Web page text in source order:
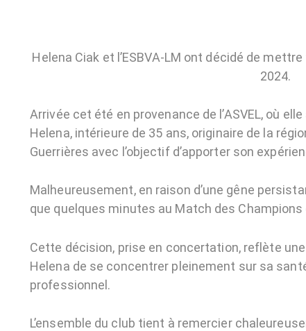
Helena Ciak et l’ESBVA-LM ont décidé de
2024.
Arrivée cet été en provenance de l’ASVEL, où
Helena, intérieure de 35 ans, originaire de la
Guerrières avec l’objectif d’apporter son
Malheureusement, en raison d’une gêne
que quelques minutes au Match des
Cette décision, prise en concertation, reflète
Helena de se concentrer pleinement sur sa
professionnel.
L’ensemble du club tient à remercier